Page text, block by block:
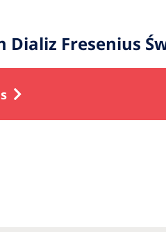
Dializ Fresenius